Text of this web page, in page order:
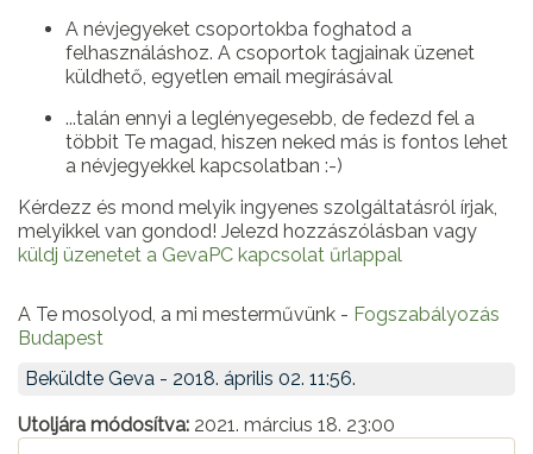
A névjegyeket csoportokba foghatod a
felhasználáshoz. A csoportok tagjainak üzenet
küldhető, egyetlen email megírásával
...talán ennyi a leglényegesebb, de fedezd fel a
többit Te magad, hiszen neked más is fontos lehet
a névjegyekkel kapcsolatban :-)
Kérdezz és mond melyik ingyenes szolgáltatásról írjak,
melyikkel van gondod! Jelezd hozzászólásban vagy
küldj üzenetet a GevaPC kapcsolat űrlappal
A Te mosolyod, a mi mesterművünk - Fogszabályozás
Budapest
Beküldte Geva - 2018. április 02. 11:56.
Utoljára módosítva: 2021. március 18. 23:00